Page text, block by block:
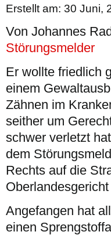
Erstellt am: 30 Juni,
Von Johannes
Störungsmelder
Er wollte friedlich
einem
Zähnen im
seither um
schwer verletzt
dem
Rechts auf die
Angefangen hat
einen